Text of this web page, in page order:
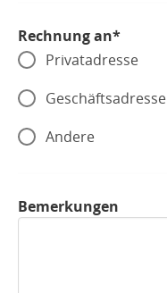
Rechnung an*
Privatadresse
Geschäftsadresse
Andere
Bemerkungen